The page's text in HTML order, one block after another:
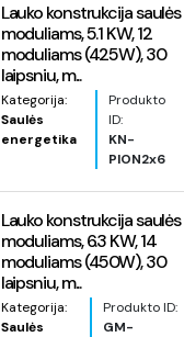
Lauko konstrukcija saulės
moduliams, 5.1 KW, 12
moduliams (425W), 30
laipsniu, m...
Kategorija:
Saulės
energetika
Produkto
ID:
KN-
PION2x6
Lauko konstrukcija saulės
moduliams, 6.3 KW, 14
moduliams (450W), 30
laipsniu, m...
Kategorija:
Saulės
Produkto ID:
GM-